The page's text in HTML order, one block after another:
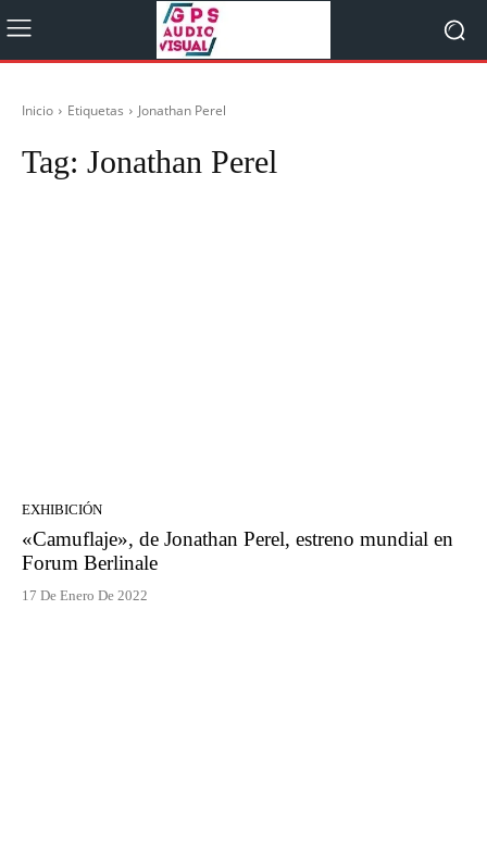
Inicio Etiquetas Jonathan Perel
Tag: Jonathan Perel
EXHIBICIÓN
«Camuflaje», de Jonathan Perel, estreno mundial en
Forum Berlinale
17 De Enero De 2022